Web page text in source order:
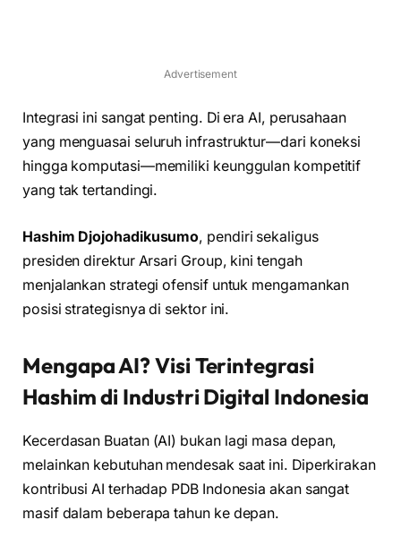
Advertisement
Integrasi ini sangat penting. Di era AI, perusahaan
yang menguasai seluruh infrastruktur—dari koneksi
hingga komputasi—memiliki keunggulan kompetitif
yang tak tertandingi.
Hashim Djojohadikusumo, pendiri sekaligus
presiden direktur Arsari Group, kini tengah
menjalankan strategi ofensif untuk mengamankan
posisi strategisnya di sektor ini.
Mengapa AI? Visi Terintegrasi
Hashim di Industri Digital Indonesia
Kecerdasan Buatan (AI) bukan lagi masa depan,
melainkan kebutuhan mendesak saat ini. Diperkirakan
kontribusi AI terhadap PDB Indonesia akan sangat
masif dalam beberapa tahun ke depan.